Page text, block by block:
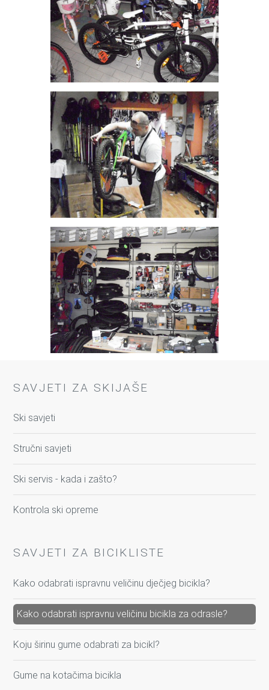
SAVJETI ZA SKIJAŠE
Ski savjeti
Stručni savjeti
Ski servis - kada i zašto?
Kontrola ski opreme
SAVJETI ZA BICIKLISTE
Kako odabrati ispravnu veličinu dječjeg bicikla?
Kako odabrati ispravnu veličinu bicikla za odrasle?
Koju širinu gume odabrati za bicikl?
Gume na kotačima bicikla